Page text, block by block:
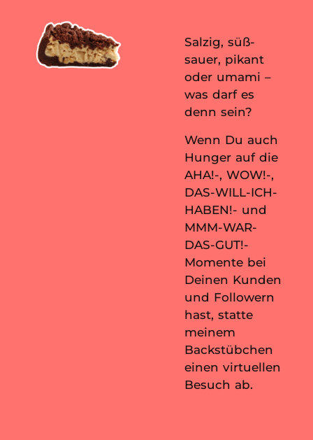
Salzig, süß-
sauer, pikant
oder umami –
was darf es
denn sein?
Wenn Du auch
Hunger auf die
AHA!-, WOW!-,
DAS-WILL-ICH-
HABEN!- und
MMM-WAR-
DAS-GUT!-
Momente bei
Deinen Kunden
und Followern
hast, statte
meinem
Backstübchen
einen virtuellen
Besuch ab.